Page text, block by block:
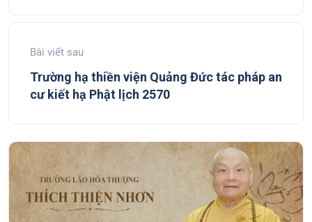
Bài viết sau
Trường hạ thiền viện Quảng Đức tác pháp an
cư kiết hạ Phật lịch 2570